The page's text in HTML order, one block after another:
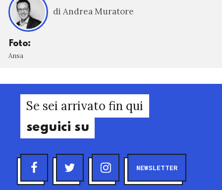
di Andrea Muratore
Foto:
Ansa
Se sei arrivato fin qui
seguici su
NEWSLETTER